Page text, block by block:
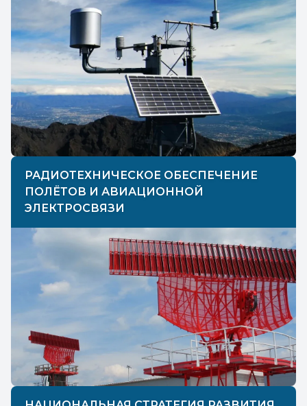
РАДИОТЕХНИЧЕСКОЕ ОБЕСПЕЧЕНИЕ
ПОЛЁТОВ И АВИАЦИОННОЙ
ЭЛЕКТРОСВЯЗИ